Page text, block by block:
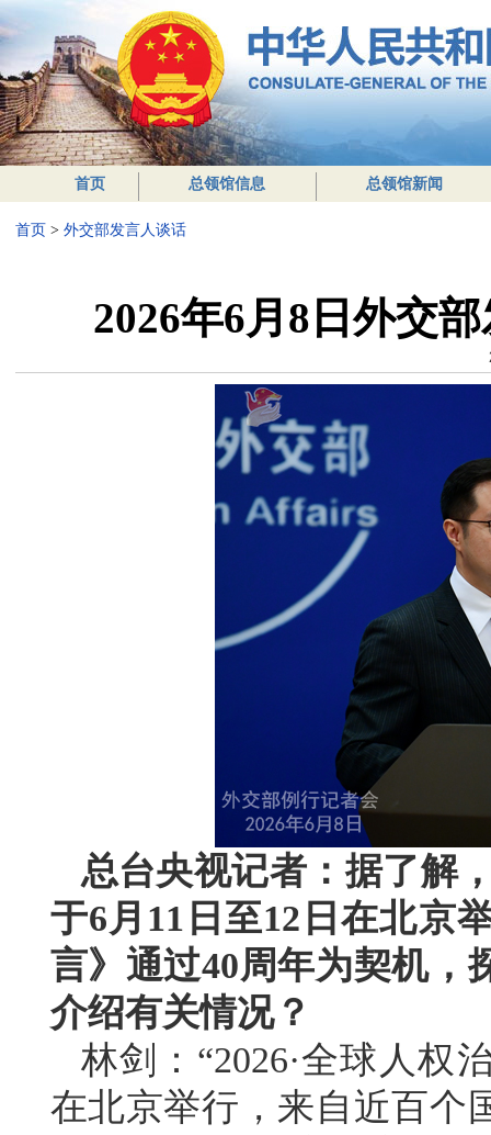
首页 总领馆信息 总领馆新闻
首页 > 外交部发言人谈话
2026年6月8日外交
总台央视记者：据了解
于6月11日至12日在北京
言》通过40周年为契机，
介绍有关情况？
林剑：“2026·全球人权
在北京举行，来自近百个